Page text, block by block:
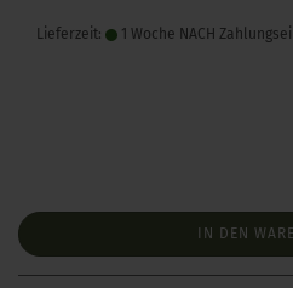
Lieferzeit: 1 Woche NACH
IN DEN